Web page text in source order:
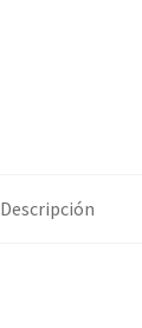
Descripción